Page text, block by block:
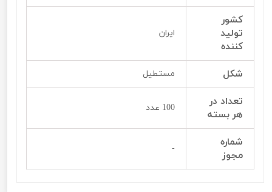
کشور
تولید
کننده
ایران
شکل مستطیل
تعداد در
هر بسته
100 عدد
شماره
مجوز
-